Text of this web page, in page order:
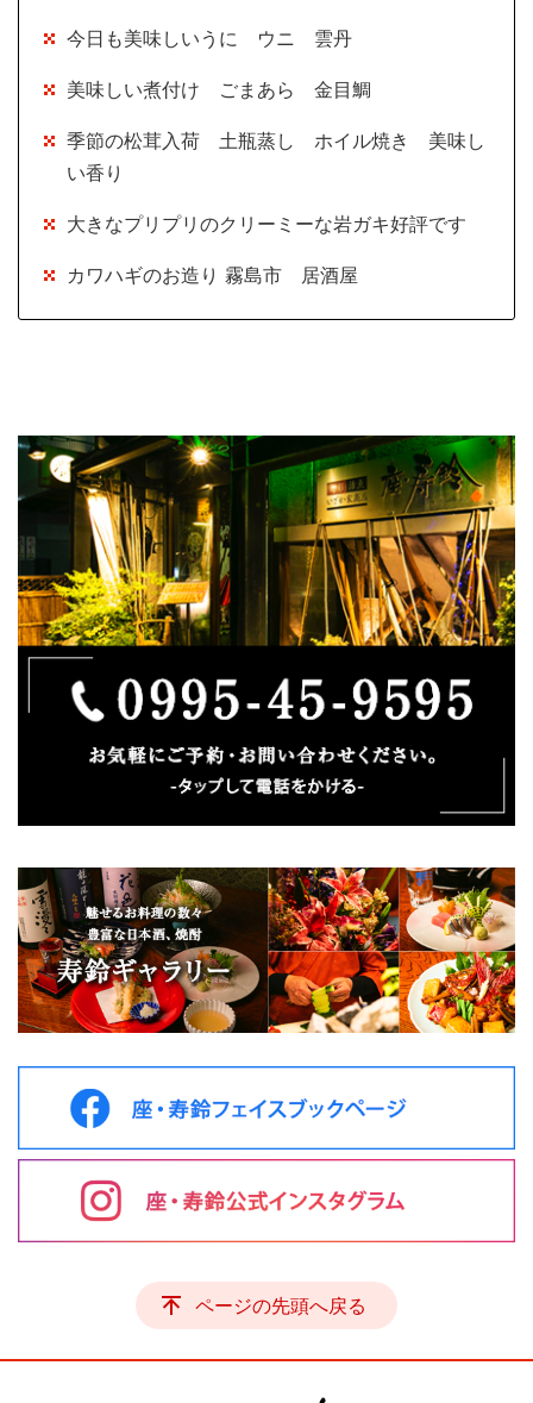
今日も美味しいうに ウニ 雲丹
美味しい煮付け ごまあら 金目鯛
季節の松茸入荷 土瓶蒸し ホイル焼き 美味し
い香り
大きなプリプリのクリーミーな岩ガキ好評です
カワハギのお造り 霧島市 居酒屋
ページの先頭へ戻る